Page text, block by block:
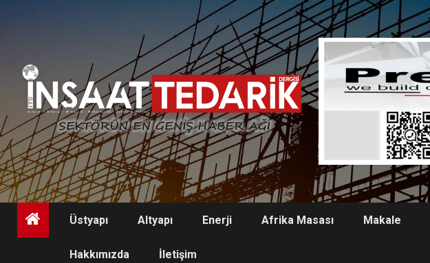
Üstyapı Altyapı Enerji Afrika Masası Makale
Hakkımızda İletişim